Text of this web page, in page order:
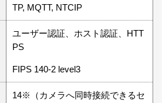
TP, MQTT, NTCIP
ユーザー認証、ホスト認証、HTT
PS
FIPS 140-2 level3
14※（カメラへ同時接続できるセ